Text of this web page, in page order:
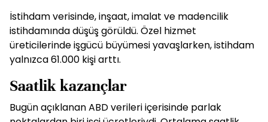
İstihdam verisinde, inşaat, imalat ve madencilik
istihdamında düşüş görüldü. Özel hizmet
üreticilerinde işgücü büyümesi yavaşlarken, istihdam
yalnızca 61.000 kişi arttı.
Saatlik kazançlar
Bugün açıklanan ABD verileri içerisinde parlak